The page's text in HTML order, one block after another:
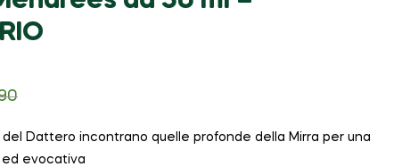
Dattero incontrano quelle profonde della Mirra per una
ed evocativa